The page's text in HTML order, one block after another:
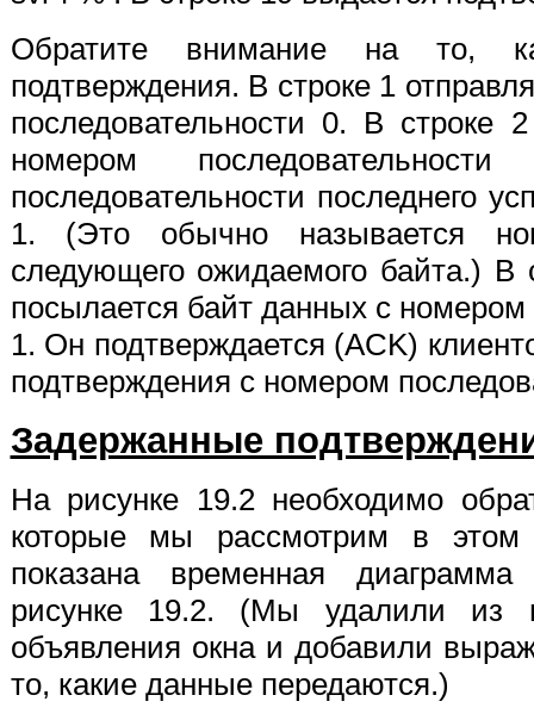
Обратите внимание на то,
подтверждения. В строке 1
последовательности 0. В строке
номером
последовательности последнего
1. (Это обычно называется
следующего ожидаемого байта.) В
посылается байт данных с
1. Он подтверждается (ACK)
подтверждения с номером
Задержанные
На рисунке 19.2 необходимо
которые мы рассмотрим в
показана временная
рисунке 19.2. (Мы удалили из
объявления окна и добавили
то, какие данные передаются.)